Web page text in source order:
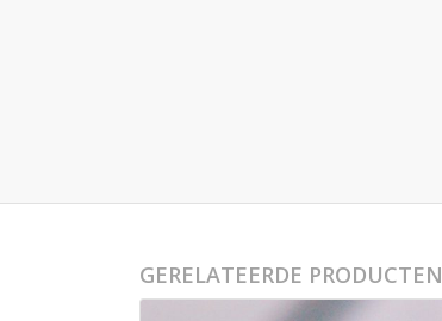
GERELATEERDE PRODUCTEN